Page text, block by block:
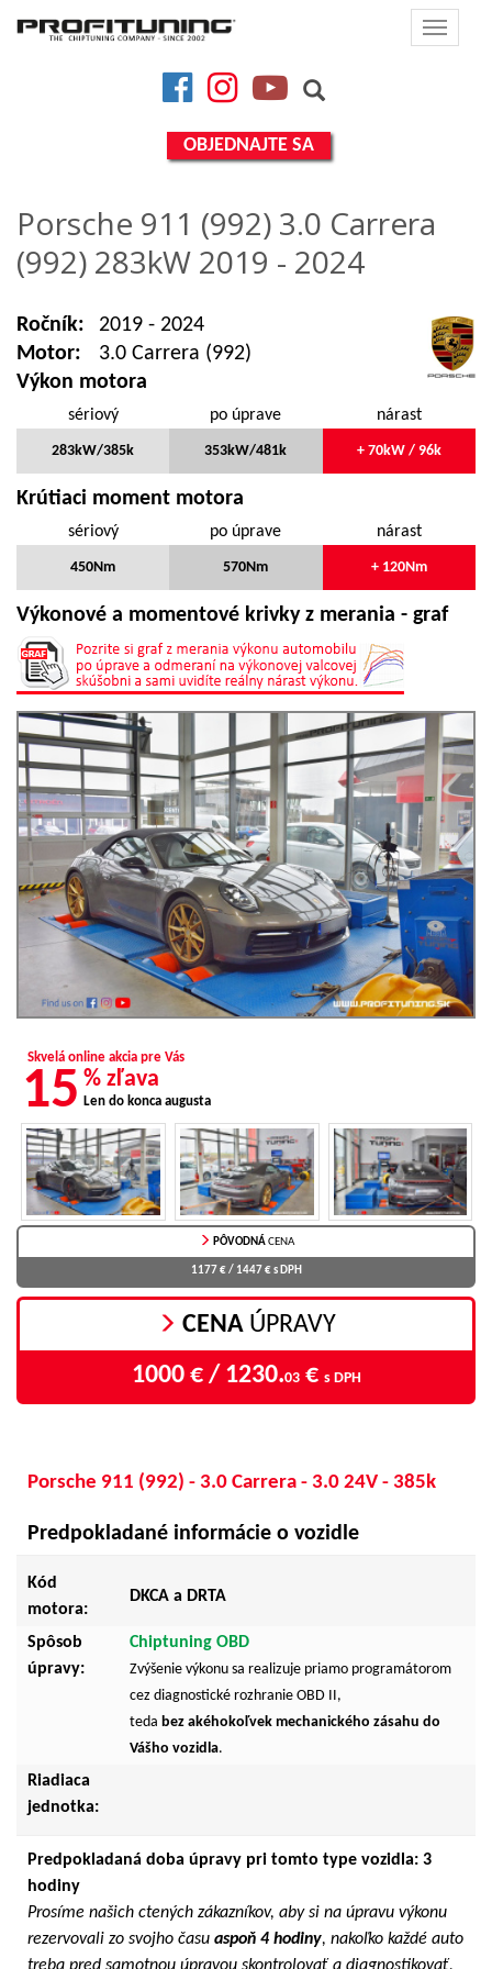
Toggle
FacebookInstagramYouTube
OBJEDNAJTE SA
Porsche 911 (992) 3.0 Carrera
(992) 283kW 2019 - 2024
Ročník:
2019 - 2024
Motor:
3.0 Carrera (992)
Výkon motora
sériový
283kW/385k
po úprave
353kW/481k
nárast
+ 70kW / 96k
Krútiaci moment motora
sériový
450Nm
po úprave
570Nm
nárast
+ 120Nm
Výkonové a momentové krivky z merania - graf
Skvelá online akcia pre Vás
15 % zľava
Len do konca augusta
PÔVODNÁCENA
1177 € / 1447 € s DPH
CENAÚPRAVY
1000 € / 1230.03€ s DPH
Porsche 911 (992) - 3.0 Carrera - 3.0 24V - 385k
Predpokladané informácie o vozidle
Kód
motora:
DKCA a DRTA
Spôsob
úpravy:
Chiptuning OBD
Zvýšenie výkonu sa realizuje priamo programátorom
cez diagnostické rozhranie OBD II,
teda bez akéhokoľvek mechanického zásahu do
Vášho vozidla.
Riadiaca
jednotka:
Predpokladaná doba úpravy pri tomto type vozidla: 3
hodiny
Prosíme našich ctených zákazníkov, aby si na úpravu výkonu
rezervovali zo svojho času aspoň 4 hodiny, nakoľko každé auto